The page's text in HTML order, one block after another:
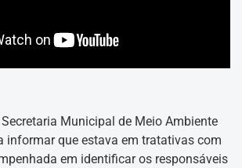
Municipal de Meio Ambiente
informar que estava em tratativas com
em identificar os responsáveis